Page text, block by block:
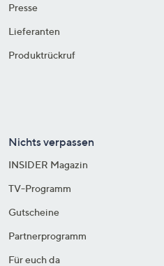
Presse
Lieferanten
Produktrückruf
Nichts verpassen
INSIDER Magazin
TV-Programm
Gutscheine
Partnerprogramm
Für euch da